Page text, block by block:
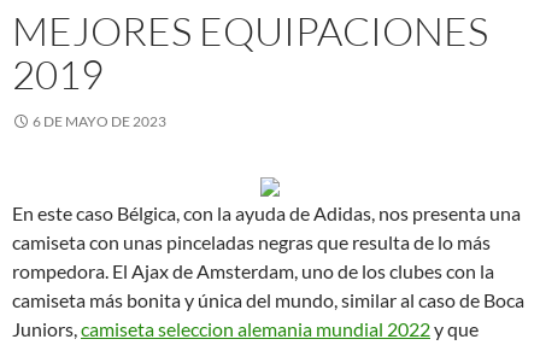
MEJORES EQUIPACIONES
2019
6 DE MAYO DE 2023
En este caso Bélgica, con la ayuda de Adidas, nos presenta una
camiseta con unas pinceladas negras que resulta de lo más
rompedora. El Ajax de Amsterdam, uno de los clubes con la
camiseta más bonita y única del mundo, similar al caso de Boca
Juniors,camiseta seleccion alemania mundial 2022y que